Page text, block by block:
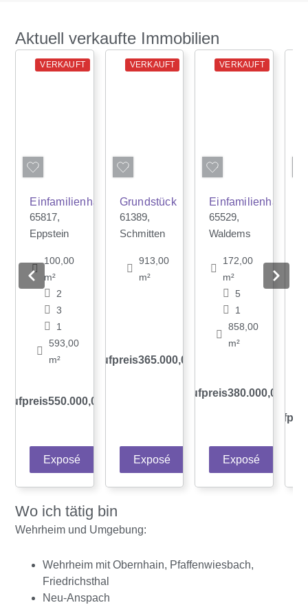
Aktuell verkaufte Immobilien
VERKAUFT
Einfamilienhaus
65817,
Eppstein
100,00
m²
2
3
1
593,00
m²
550.000,00 €
Exposé
VERKAUFT
Grundstück
61389,
Schmitten
913,00
m²
Kaufpreis365.000,00 €
Exposé
VERKAUFT
Einfamilienhaus
65529,
Waldems
172,00
m²
5
1
858,00
m²
Kaufpreis380.000,00 €
Exposé
Wo ich tätig bin
Wehrheim und Umgebung:
Wehrheim mit Obernhain, Pfaffenwiesbach,
Friedrichsthal
Neu-Anspach